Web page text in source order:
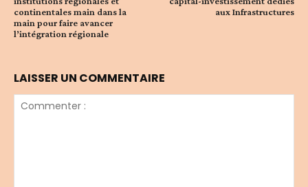
continentales main dans la
main pour faire avancer
l’intégration régionale
aux Infrastructures
LAISSER UN COMMENTAIRE